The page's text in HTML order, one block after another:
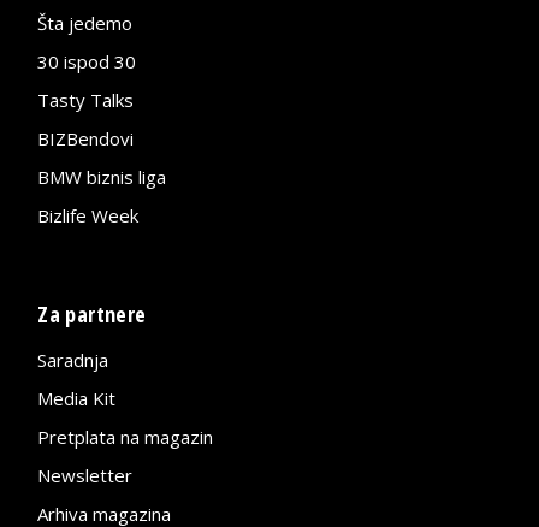
Šta jedemo
30 ispod 30
Tasty Talks
BIZBendovi
BMW biznis liga
Bizlife Week
Za partnere
Saradnja
Media Kit
Pretplata na magazin
Newsletter
Arhiva magazina